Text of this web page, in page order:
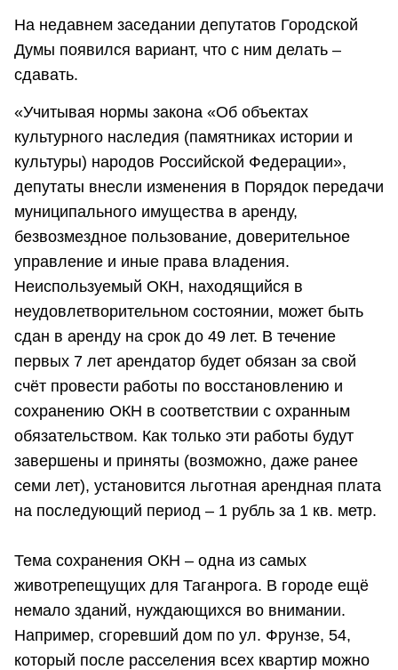
На недавнем заседании депутатов Городской
Думы появился вариант, что с ним делать –
сдавать.
«Учитывая нормы закона «Об объектах
культурного наследия (памятниках истории и
культуры) народов Российской Федерации»,
депутаты внесли изменения в Порядок передачи
муниципального имущества в аренду,
безвозмездное пользование, доверительное
управление и иные права владения.
Неиспользуемый ОКН, находящийся в
неудовлетворительном состоянии, может быть
сдан в аренду на срок до 49 лет. В течение
первых 7 лет арендатор будет обязан за свой
счёт провести работы по восстановлению и
сохранению ОКН в соответствии с охранным
обязательством. Как только эти работы будут
завершены и приняты (возможно, даже ранее
семи лет), установится льготная арендная плата
на последующий период – 1 рубль за 1 кв. метр.
Тема сохранения ОКН – одна из самых
животрепещущих для Таганрога. В городе ещё
немало зданий, нуждающихся во внимании.
Например, сгоревший дом по ул. Фрунзе, 54,
который после расселения всех квартир можно